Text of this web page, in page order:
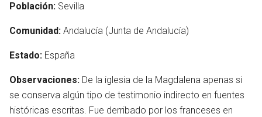
Población: Sevilla
Comunidad: Andalucía (Junta de Andalucía)
Estado: España
Observaciones: De la iglesia de la Magdalena apenas si
se conserva algún tipo de testimonio indirecto en fuentes
históricas escritas. Fue derribado por los franceses en